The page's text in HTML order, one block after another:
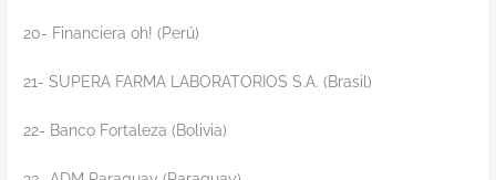
20- Financiera oh! (Perú)
21- SUPERA FARMA LABORATORIOS S.A. (Brasil)
22- Banco Fortaleza (Bolivia)